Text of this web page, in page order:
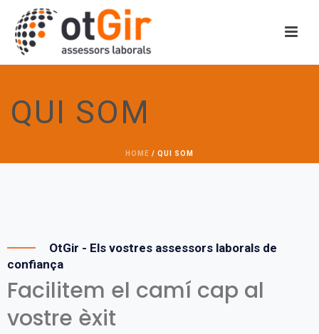
QUI SOM
HOME / QUI SOM
OtGir - Els vostres assessors laborals de
confiança
Facilitem el camí cap al
vostre èxit